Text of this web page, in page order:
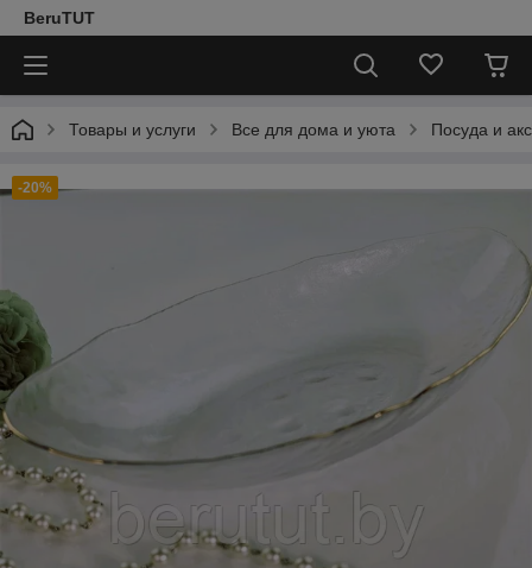
BeruTUT
Товары и услуги Все для дома и уюта Посуда и
-20%